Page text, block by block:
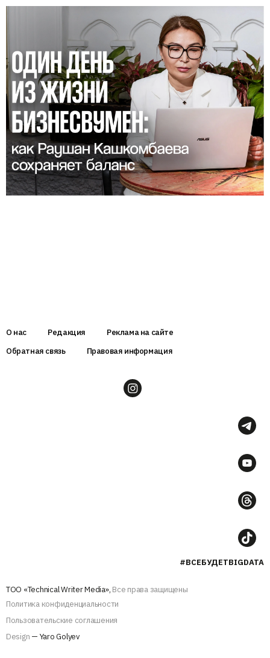
О нас Редакция
Реклама на сайте
Обратная связь
Правовая информация
#ВСЕБУДЕТBIGDATA
ТОО «Technical Writer Media», Все права защищены
Политика конфиденциальности
Пользовательские соглашения
Design — Yaro Golyev